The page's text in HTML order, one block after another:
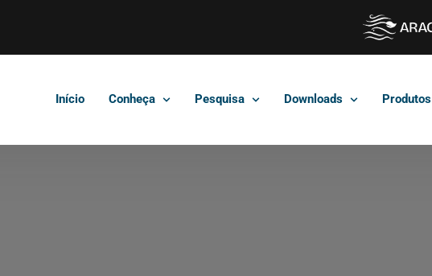
Início Conheça Pesquisa Downloads Produtos